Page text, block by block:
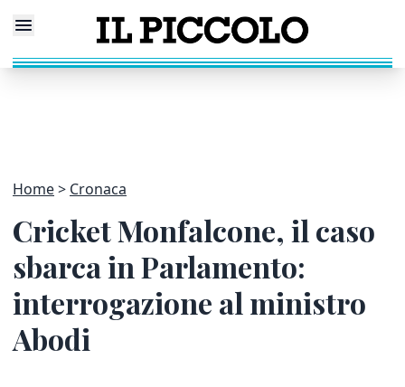
Home Cronaca
Cricket Monfalcone, il caso
sbarca in Parlamento:
interrogazione al ministro
Abodi